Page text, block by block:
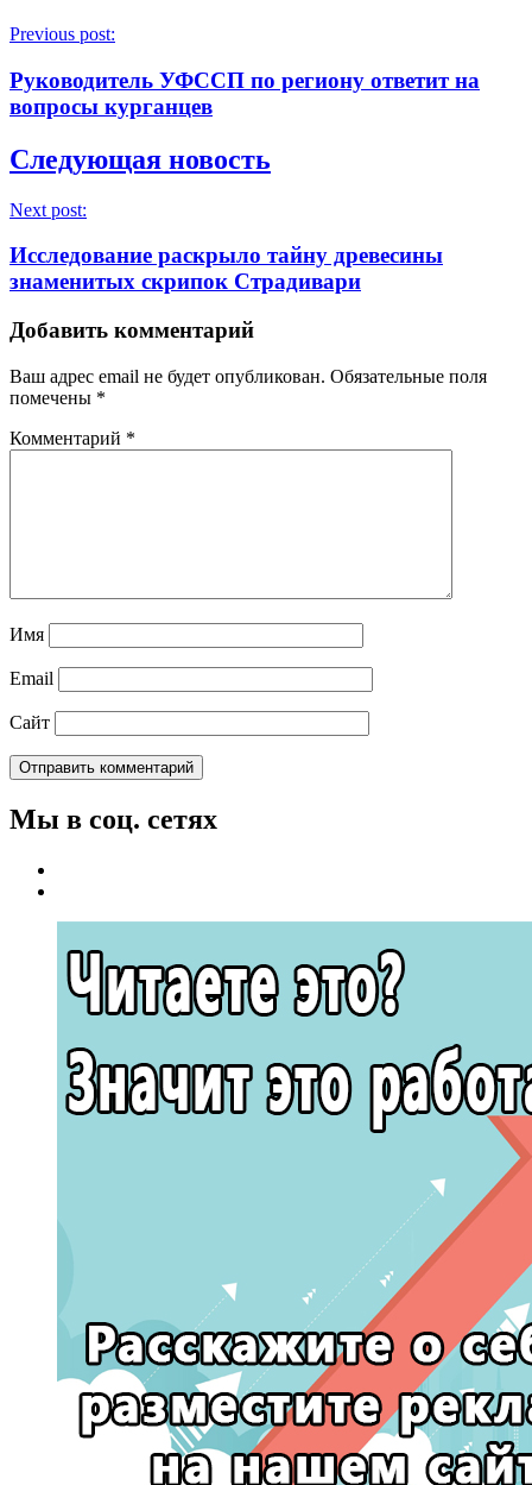
Previous post:
Руководитель УФССП по региону ответит на
вопросы курганцев
Следующая новость
Next post:
Исследование раскрыло тайну древесины
знаменитых скрипок Страдивари
Добавить комментарий
Ваш адрес email не будет опубликован. Обязательные поля
помечены *
Комментарий *
Имя
Email
Сайт
Мы в соц. сетях